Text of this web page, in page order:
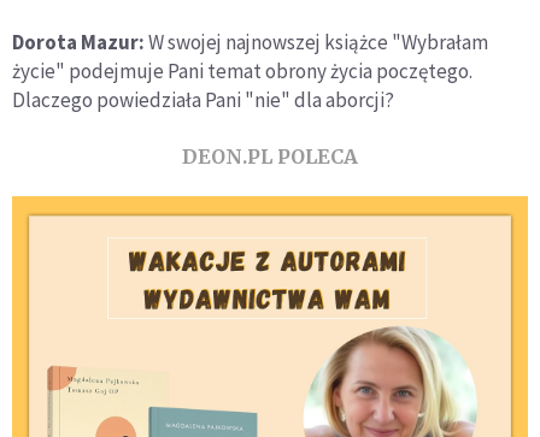
Dorota Mazur:W swojej najnowszej książce "Wybrałam
życie" podejmuje Pani temat obrony życia poczętego.
Dlaczego powiedziała Pani "nie" dla aborcji?
DEON.PL POLECA